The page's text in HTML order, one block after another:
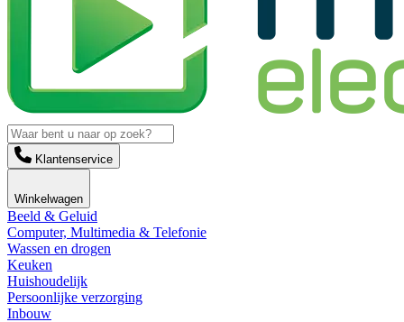
Klantenservice
Winkelwagen
Beeld & Geluid
Computer, Multimedia & Telefonie
Wassen en drogen
Keuken
Huishoudelijk
Persoonlijke verzorging
Inbouw